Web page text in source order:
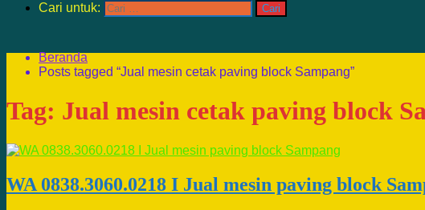
Cari untuk:
Beranda
Posts tagged “Jual mesin cetak paving block Sampang”
Tag: Jual mesin cetak paving block
WA 0838.3060.0218 I Jual mesin paving block